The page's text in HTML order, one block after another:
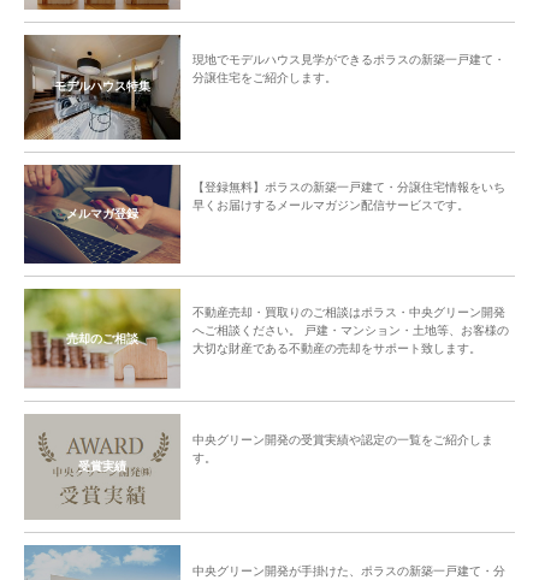
モデルハウス特集
現地でモデルハウス見学ができるポラスの新築一戸建て・
分譲住宅をご紹介します。
メルマガ登録
【登録無料】ポラスの新築一戸建て・分譲住宅情報をいち
早くお届けするメールマガジン配信サービスです。
売却のご相談
不動産売却・買取りのご相談はポラス・中央グリーン開発
へご相談ください。 戸建・マンション・土地等、お客様の
大切な財産である不動産の売却をサポート致します。
受賞実績
中央グリーン開発の受賞実績や認定の一覧をご紹介しま
す。
中央グリーン開発が手掛けた、ポラスの新築一戸建て・分